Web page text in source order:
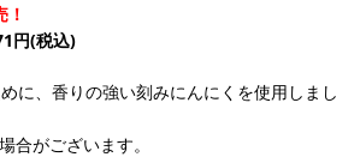
円(税込)
に、香りの強い刻みにんにくを使用しまし
合がございます。